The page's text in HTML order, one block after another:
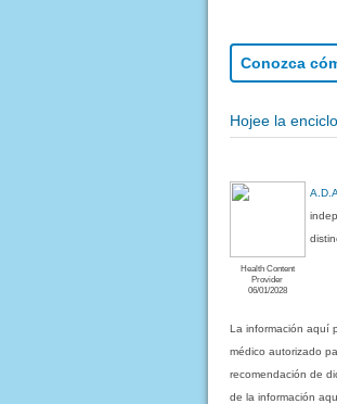
Conozca
Hojee la
Health Content
Provider
06/01/2028
La información aquí
médico autorizado
recomendación de
de la información